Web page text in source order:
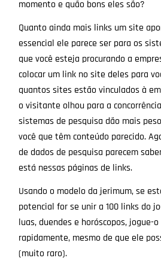
momento e quão bons eles são?
Quanto ainda mais links um site
essencial ele parece ser para os
que você esteja procurando a
colocar um link no site deles para
quantos sites estão vinculados à
o visitante olhou para a
sistemas de pesquisa dão mais
você que têm conteúdo parecido.
de dados de pesquisa parecem
está nessas páginas de links.
Usando o modelo da jerimum, se
potencial for se unir a 100 links do
luas, duendes e horóscopos, jogue-
rapidamente, mesmo de que ele
(muito raro).